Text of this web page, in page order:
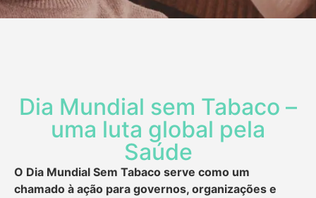
Dia Mundial sem Tabaco –
uma luta global pela
Saúde
O Dia Mundial Sem Tabaco serve como um
chamado à ação para governos, organizações e